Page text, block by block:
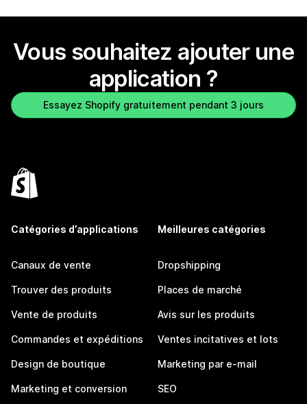
Vous souhaitez ajouter une
application ?
Essayez Shopify gratuitement pendant 3 jours
Catégories d’applications
Canaux de vente
Trouver des produits
Vente de produits
Commandes et expéditions
Design de boutique
Marketing et conversion
Meilleures catégories
Dropshipping
Places de marché
Avis sur les produits
Ventes incitatives et lots
Marketing par e-mail
SEO